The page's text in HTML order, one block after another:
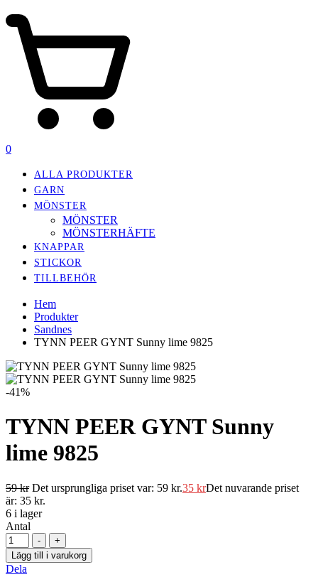
0
ALLA PRODUKTER
GARN
MÖNSTER
MÖNSTER
MÖNSTERHÄFTE
KNAPPAR
STICKOR
TILLBEHÖR
Hem
Produkter
Sandnes
TYNN PEER GYNT Sunny lime 9825
-41%
TYNN PEER GYNT Sunny
lime 9825
59kr Det ursprungliga priset var: 59 kr.35 krDet nuvarande priset
är: 35 kr.
6 i lager
Antal
-
+
Lägg till i varukorg
Dela